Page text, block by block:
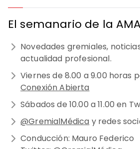
El semanario de la
Novedades gremiales,
actualidad profesional.
Viernes de 8.00 a 9.00 horas
Conexión Abierta
Sábados de 10.00 a 11.00 en
@GremialMédica y redes
Conducción: Mauro Federico